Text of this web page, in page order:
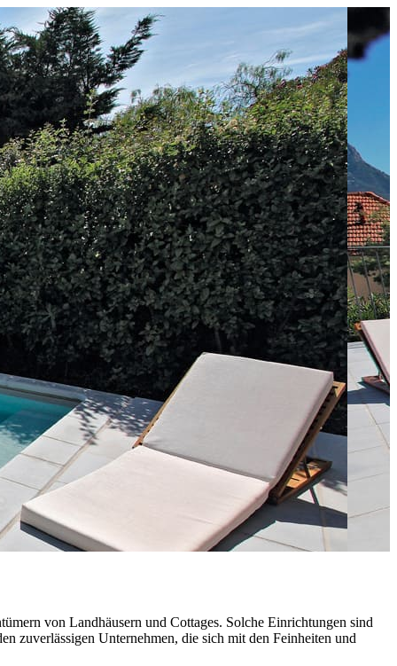
von Landhäusern und Cottages. Solche Einrichtungen sind
zuverlässigen Unternehmen, die sich mit den Feinheiten und